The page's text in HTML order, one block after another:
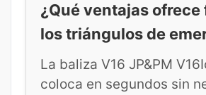
¿Qué ventajas ofrece
los triángulos de
La baliza V16 JP&PM
coloca en segundos sin